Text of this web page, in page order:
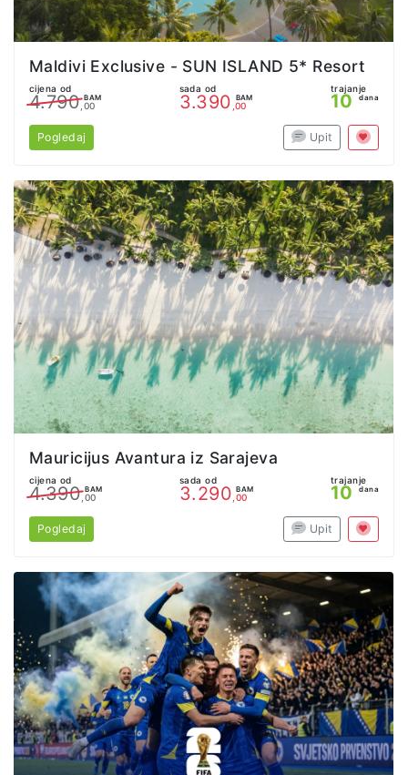
Maldivi Exclusive - SUN ISLAND 5* Resort
cijena od
4.790 BAM
,00
sada od
3.390 BAM
,00
trajanje
10 dana
Pogledaj Upit
Mauricijus Avantura iz Sarajeva
cijena od
4.390 BAM
,00
sada od
3.290 BAM
,00
trajanje
10 dana
Pogledaj Upit